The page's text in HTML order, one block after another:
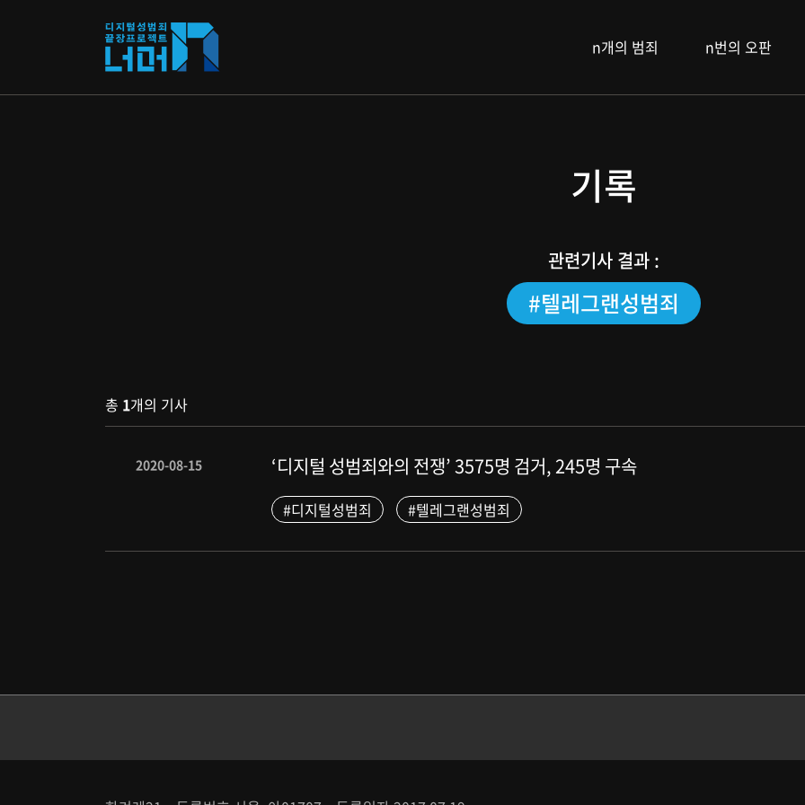
n개의 범죄 n번의 오판
기록
관련기사 결과 :
#텔레그랜성범죄
총 1개의 기사
2020-08-15 ‘디지털 성범죄와의 전쟁’ 3575명 검거, 245명 구속
#디지털성범죄 #텔레그랜성범죄